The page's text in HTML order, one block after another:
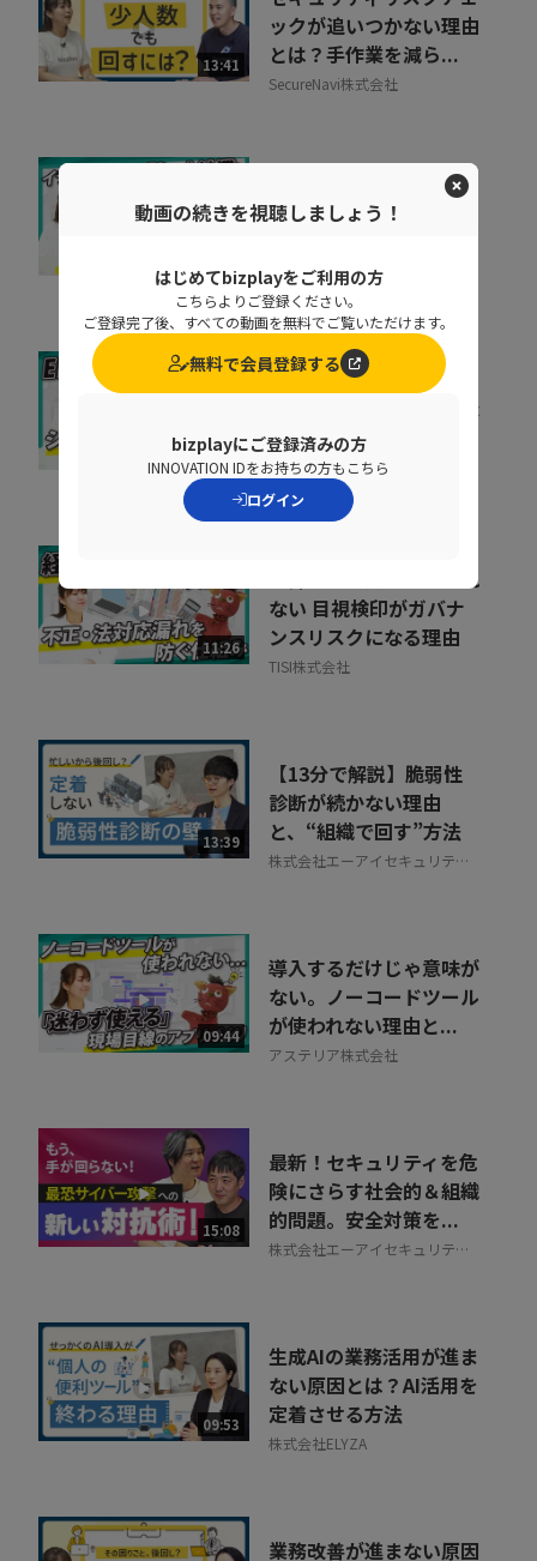
13:41
ックが追いつかない理由
とは？手作業を減ら...
SecureNavi株式会社
【回線遅延】社内クレー
ムを減らすか無くしたい
株式会社インターネットイニシ
アティブ
06:51
ERP刷新の前に考えるべ
き「入口改善」。現場が
使わない原因と整え方
TISI株式会社
11:26
精算業務は人の目で守れ
ない 目視検印がガバナ
ンスリスクになる理由
TISI株式会社
13:39
【13分で解説】脆弱性
診断が続かない理由
と、“組織で回す”方法
株式会社エーアイセキュリティ
09:44
導入するだけじゃ意味が
ない。ノーコードツール
が使われない理由と...
アステリア株式会社
15:08
最新！セキュリティを危
険にさらす社会的＆組織
的問題。安全対策を...
株式会社エーアイセキュリティ
09:53
生成AIの業務活用が進ま
ない原因とは？AI活用を
定着させる方法
株式会社ELYZA
業務改善が進まない原因
動画の続きを視聴しましょう！
はじめてbizplayをご利用の方
こちらよりご登録ください。
ご登録完了後、すべての動画を無料でご覧いただけます。
無料で会員登録する
bizplayにご登録済みの方
INNOVATION IDをお持ちの方もこちら
ログイン